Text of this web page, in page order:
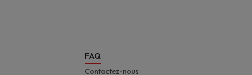
FAQ
Contactez-nous